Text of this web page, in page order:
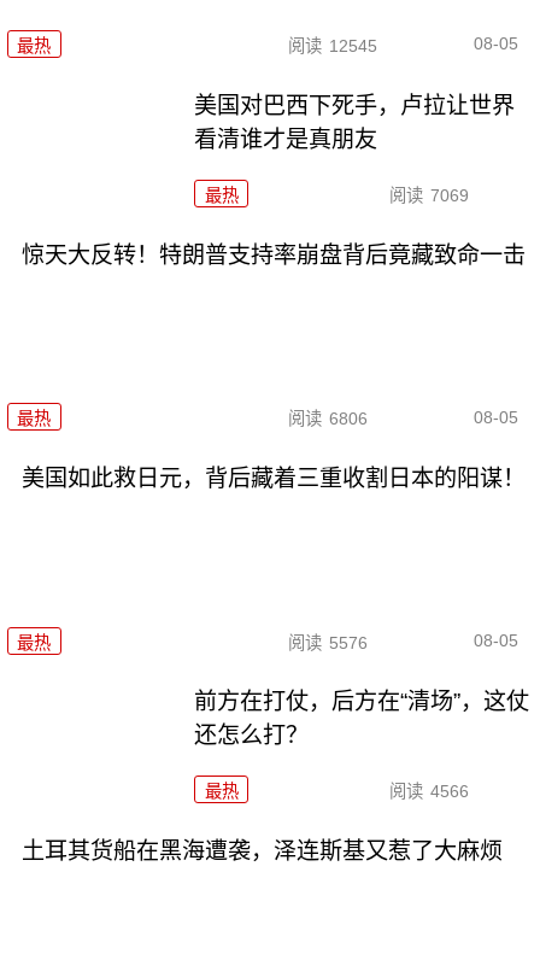
最热 阅读 12545 08-05
美国对巴西下死手，卢拉让世界
看清谁才是真朋友
最热 阅读 7069
惊天大反转！特朗普支持率崩盘背后竟藏致命一击
最热 阅读 6806 08-05
美国如此救日元，背后藏着三重收割日本的阳谋！
最热 阅读 5576 08-05
前方在打仗，后方在“清场”，这仗
还怎么打？
最热 阅读 4566
土耳其货船在黑海遭袭，泽连斯基又惹了大麻烦